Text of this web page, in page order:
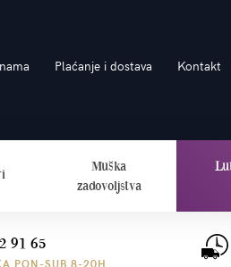
Plaćanje i dostava Kontakt
Muška
zadovoljstva
91 65
PON-SUB 8-20H